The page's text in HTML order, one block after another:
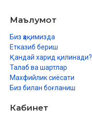
Маълумот
Биз ҳақимизда
Етказиб бериш
Қандай харид қилинади?
Талаб ва шартлар
Махфийлик сиёсати
Биз билан боғланиш
Кабинет